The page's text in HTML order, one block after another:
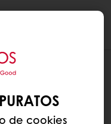
CAFEÍNA?
pero
ejemplo, 20 g
de cookies